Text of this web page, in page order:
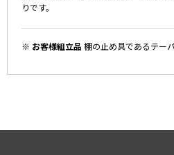
りです。
※ お客様組立品 棚の止め具であるテー